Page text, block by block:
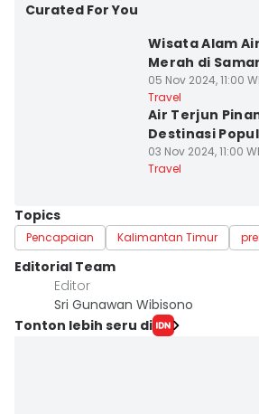
Curated For You
Wisata Alam
Merah di
05 Nov 2024, 11:00
Travel
Air Terjun
Destinasi
03 Nov 2024, 11:00
Travel
Topics
Pencapaian Kalimantan Timur
Editorial Team
Editor
Sri Gunawan Wibisono
Tonton lebih seru di